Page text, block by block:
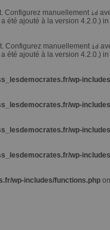
Configurez manuellement id
été ajouté à la version 4.2.0.) in
Configurez manuellement id
été ajouté à la version 4.2.0.) in
wp-
wp-
wp-
wp-
wp-includes/functions.php